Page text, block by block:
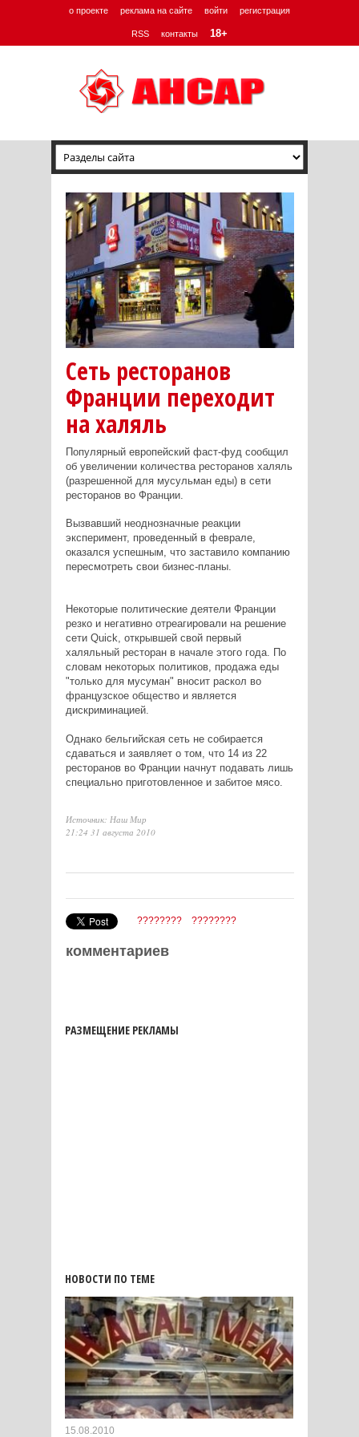
о проекте реклама на сайте войти регистрация
RSS контакты 18+
Сеть ресторанов
Франции переходит
на халяль
Популярный европейский фаст-фуд сообщил
об увеличении количества ресторанов халяль
(разрешенной для мусульман еды) в сети
ресторанов во Франции.
Вызвавший неоднозначные реакции
эксперимент, проведенный в феврале,
оказался успешным, что заставило компанию
пересмотреть свои бизнес-планы.
Некоторые политические деятели Франции
резко и негативно отреагировали на решение
сети Quick, открывшей свой первый
халяльный ресторан в начале этого года. По
словам некоторых политиков, продажа еды
"только для мусуман" вносит раскол во
французское общество и является
дискриминацией.
Однако бельгийская сеть не собирается
сдаваться и заявляет о том, что 14 из 22
ресторанов во Франции начнут подавать лишь
специально приготовленное и забитое мясо.
Источник: Наш Мир
21:24 31 августа 2010
???????? ????????
комментариев
РАЗМЕЩЕНИЕ РЕКЛАМЫ
НОВОСТИ ПО ТЕМЕ
15.08.2010